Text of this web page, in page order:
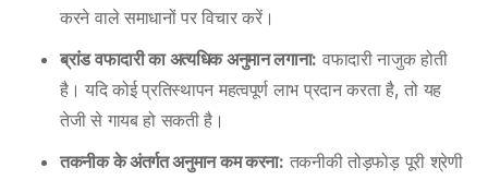
करने वाले समाधानों पर विचार करें।
ब्रांड वफादारी का अत्यधिक अनुमान लगाना: वफादारी नाजुक होती
है। यदि कोई प्रतिस्थापन महत्वपूर्ण लाभ प्रदान करता है, तो यह
तेजी से गायब हो सकती है।
तकनीक के अंतर्गत अनुमान कम करना: तकनीकी तोड़फोड़ पूरी श्रेणी